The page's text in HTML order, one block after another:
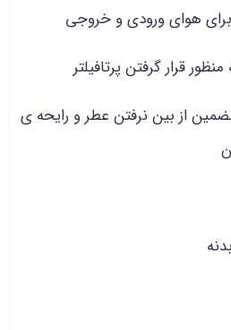
هوای ورودی و خروجی
قرار گرفتن پرتافیلتر
از بین نرفتن عطر و رایحه‌ ی